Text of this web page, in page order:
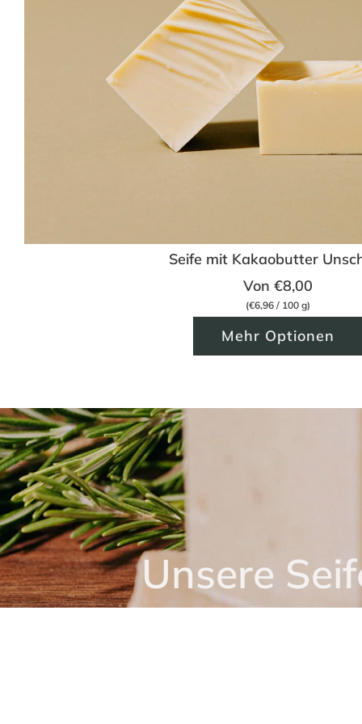
Seife mit Kakaobutter
Von €8,00
(€6,96 / 100 g)
Mehr Optionen
Unsere